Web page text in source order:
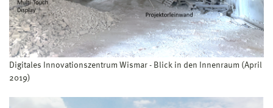
Digitales Innovationszentrum Wismar - Blick in den Innenraum (April
2019)